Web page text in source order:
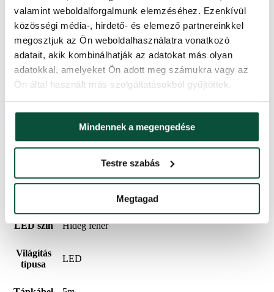
valamint weboldalforgalmunk elemzéséhez. Ezenkívül
közösségi média-, hirdető- és elemező partnereinkkel
megosztjuk az Ön weboldalhasználatra vonatkozó
adatait, akik kombinálhatják az adatokat más olyan
adatokkal, amelyeket Ön adott meg számukra vagy az
Ön által használt más szolgáltatásokból gyűjtöttek.
Mindennek a megengedése
Testre szabás
Megtagad
Védelem
IP44 – biztosítja a védelmet az apró méretű szilárd
tárgyak és a minden irányból fröccsenő víz ellen
Élettartam 30 000h
8h/16h
LED izzók
LED szín Hideg fehér
Világítás
típusa
LED